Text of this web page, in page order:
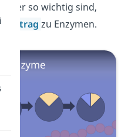
so wichtig sind,
Beitrag zu Enzymen.